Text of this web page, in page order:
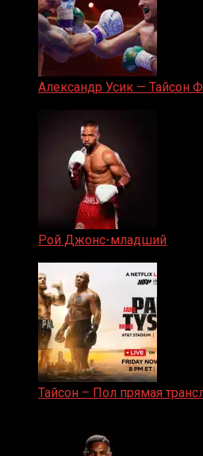
Александр Усик — Тайсон
Рой Джонс-младший
Тайсон – Пол прямая